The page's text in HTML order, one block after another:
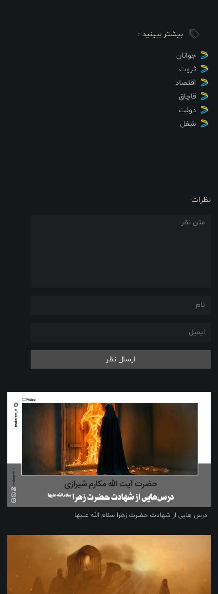
بیشتر ببینید :
جوانان
ثروت
اقتصاد
قاچاق
دولت
شغل
نظرات
ارسال نظر
درس هایی از شهادت حضرت زهرا سلام الله علیها